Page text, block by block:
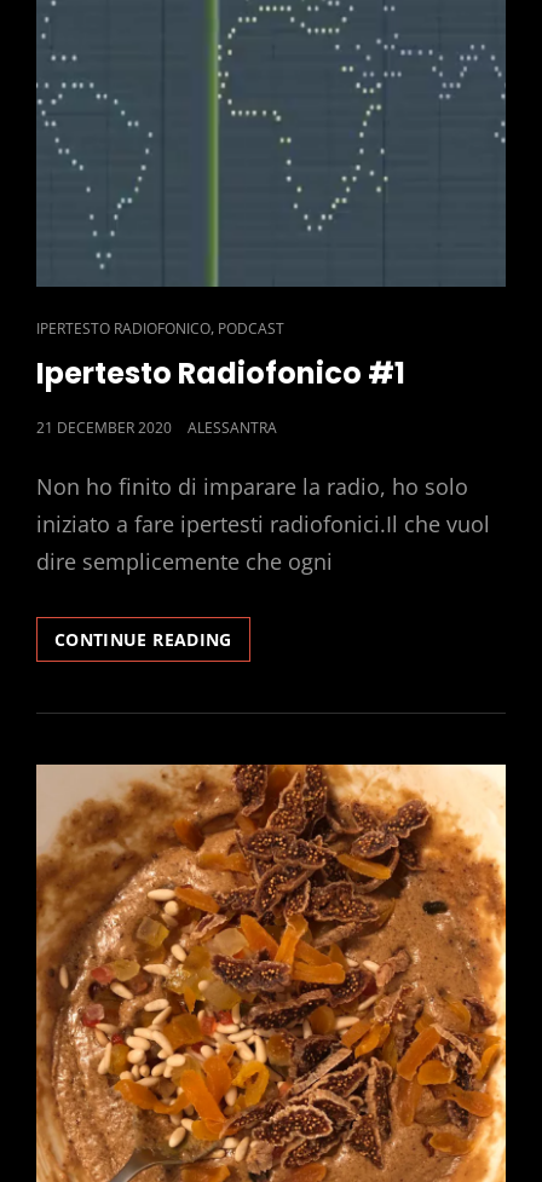
CAT
LINKS
IPERTESTO RADIOFONICO, PODCAST
Ipertesto Radiofonico #1
POSTED
21 DECEMBER 2020 ALESSANTRA
Non ho finito di imparare la radio, ho solo
iniziato a fare ipertesti radiofonici.Il che vuol
dire semplicemente che ogni
CONTINUE READING
RADIOFONICO